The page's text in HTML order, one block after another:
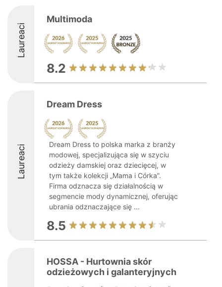
Laureaci
Multimoda
8.2
Laureaci
Dream Dress
Dream Dress to polska marka z branży
modowej, specjalizująca się w szyciu
odzieży damskiej oraz dziecięcej, w
tym także kolekcji „Mama i Córka”.
Firma odznacza się działalnością w
segmencie mody dynamicznej, oferując
ubrania odznaczające się ...
8.5
HOSSA - Hurtownia skór
odzieżowych i galanteryjnych